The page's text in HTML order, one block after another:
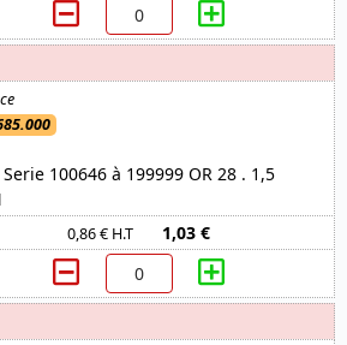
Serie 100646 à 199999 OR 28 . 1,5
0,86 € H.T 1,03 €